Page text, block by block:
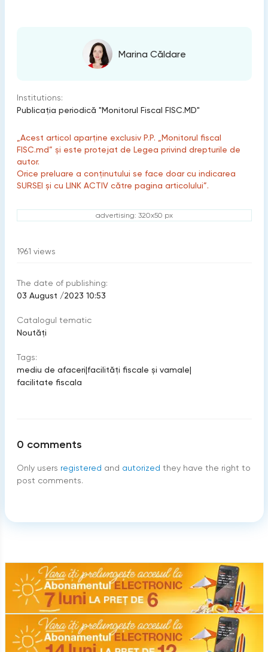
Marina Căldare
Institutions:
Publicaţia periodică "Monitorul Fiscal FISC.MD"
„Acest articol aparține exclusiv P.P. „Monitorul fiscal
FISC.md” și este protejat de Legea privind drepturile de
autor.
Orice preluare a conținutului se face doar cu indicarea
SURSEI și cu LINK ACTIV către pagina articolului”.
advertising: 320x50 px
1961 views
The date of publishing:
03 August /2023 10:53
Catalogul tematic
Noutăți
Tags:
mediu de afaceri|facilități fiscale și vamale|
facilitate fiscala
0 comments
Only users registered and autorized they have the right to
post comments.